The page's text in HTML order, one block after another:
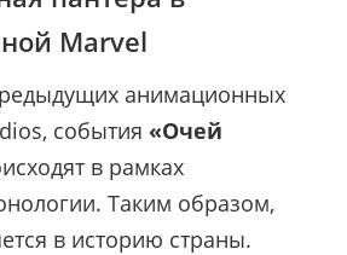
Marvel
анимационных
события «Очей
в рамках
Таким образом,
в историю страны.